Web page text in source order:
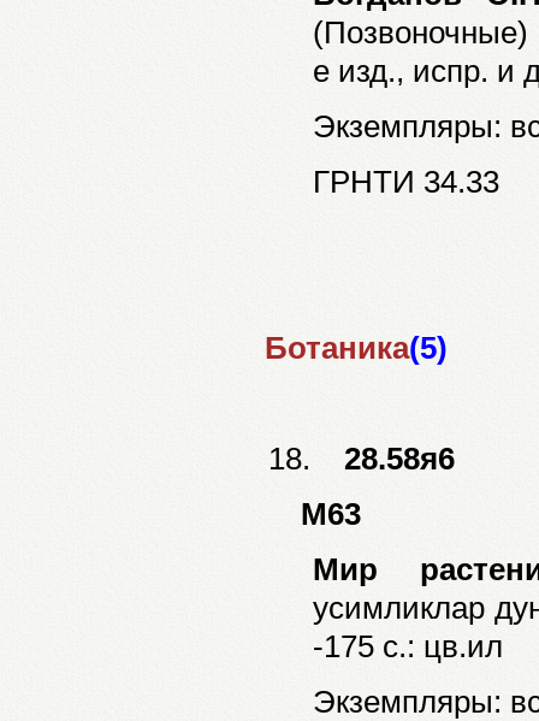
е изд., испр. и
Экземпляры:
ГРНТИ 34.33
Ботаника(5)
18.28.58я6
М63
Мир
усимликлар
-175 с.: цв.ил
Экземпляры: